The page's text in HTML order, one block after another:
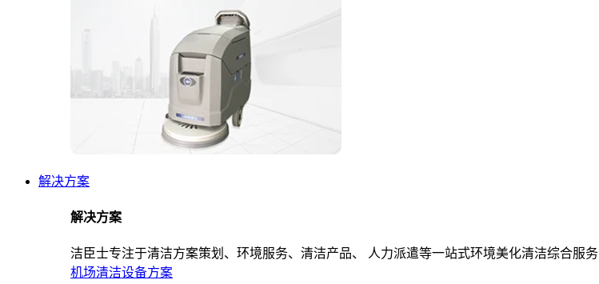
解决方案
解决方案
洁臣士专注于清洁方案策划、环境服务、清洁产品、 人力派遣等一站式环境美化清洁综合服务
机场清洁设备方案